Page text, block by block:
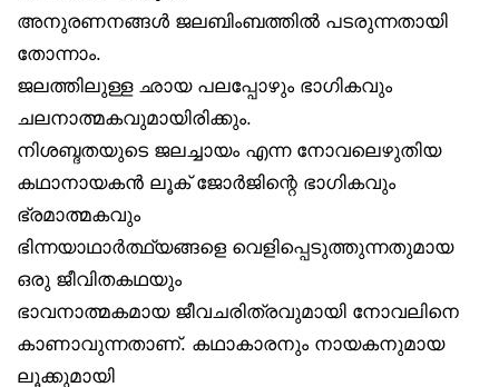
അനുരണനങ്ങൾ ജലബിംബത്തിൽ പടരുന്നതായി
തോന്നാം.
ജലത്തിലുള്ള ഛായ പലപ്പോഴും ഭാഗികവും
ചലനാത്മകവുമായിരിക്കും.
നിശബ്ദതയുടെ ജലച്ചായം എന്ന നോവലെഴുതിയ
കഥാനായകൻ ലൂക് ജോർജിന്റെ ഭാഗികവും
ഭ്രമാത്മകവും
ഭിന്നയാഥാർത്ഥ്യങ്ങളെ വെളിപ്പെടുത്തുന്നതുമായ
ഒരു ജീവിതകഥയും
ഭാവനാത്മകമായ ജീവചരിത്രവുമായി നോവലിനെ
കാണാവുന്നതാണ്. കഥാകാരനും നായകനുമായ
ലൂക്കുമായി